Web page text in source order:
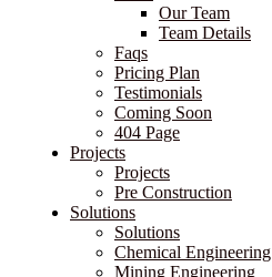
Our Team
Team Details
Faqs
Pricing Plan
Testimonials
Coming Soon
404 Page
Projects
Projects
Pre Construction
Solutions
Solutions
Chemical Engineering
Mining Engineering